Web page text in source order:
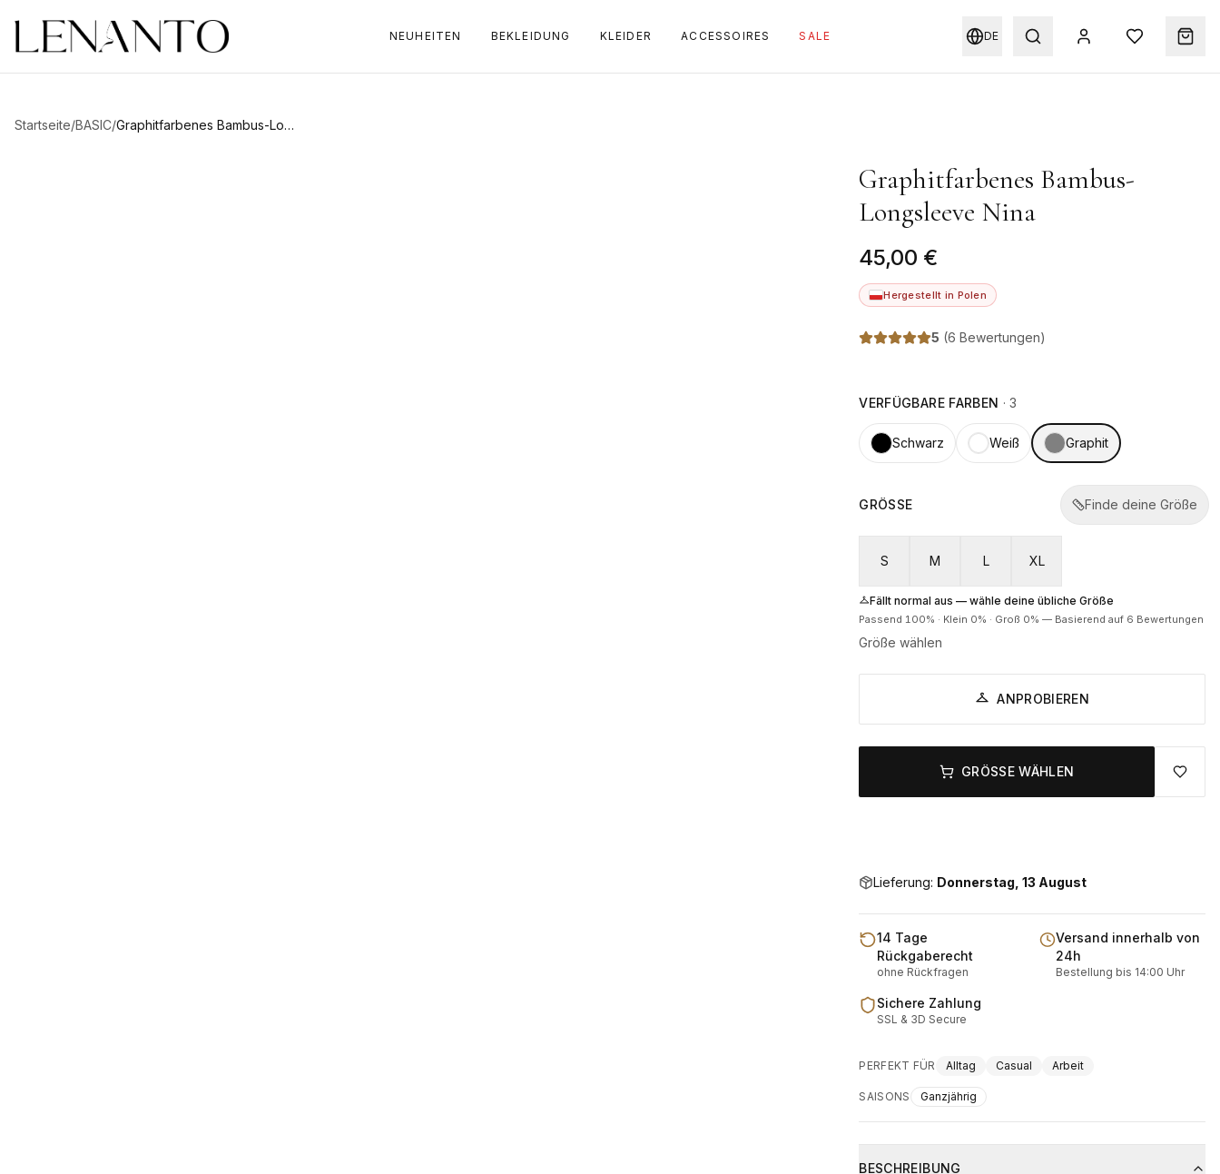
NEUHEITEN BEKLEIDUNG KLEIDER ACCESSOIRES SALE DE
Startseite/BASIC/ Graphitfarbenes Bambus-Longsleeve Nina
Graphitfarbenes Bambus-
Longsleeve Nina
45,00 €
Hergestellt in Polen
5 (6 Bewertungen)
VERFÜGBARE FARBEN ·3
Schwarz Weiß Graphit
GRÖSSE Finde deine Größe
S M L XL
Fällt normal aus — wähle deine übliche Größe
Passend 100% · Klein 0% · Groß 0% — Basierend auf 6 Bewertungen
Größe wählen
ANPROBIEREN
GRÖSSE WÄHLEN
Lieferung: Donnerstag, 13 August
14 Tage
Rückgaberecht
ohne Rückfragen
Versand innerhalb von
24h
Bestellung bis 14:00 Uhr
Sichere Zahlung
SSL & 3D Secure
PERFEKT FÜR Alltag Casual Arbeit
SAISONS Ganzjährig
BESCHREIBUNG